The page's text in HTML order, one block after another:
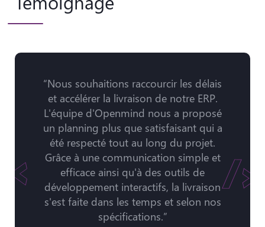
“Nous souhaitions raccourcir les délais
et accélérer la livraison de notre ERP.
L'équipe d'Openmind nous a proposé
un planning plus que satisfaisant qui a
été respecté tout au long du projet.
Grâce à une communication simple et
efficace ainsi qu'à des outils de
développement interactifs, la livraison
s'est faite dans les temps et selon nos
spécifications.”